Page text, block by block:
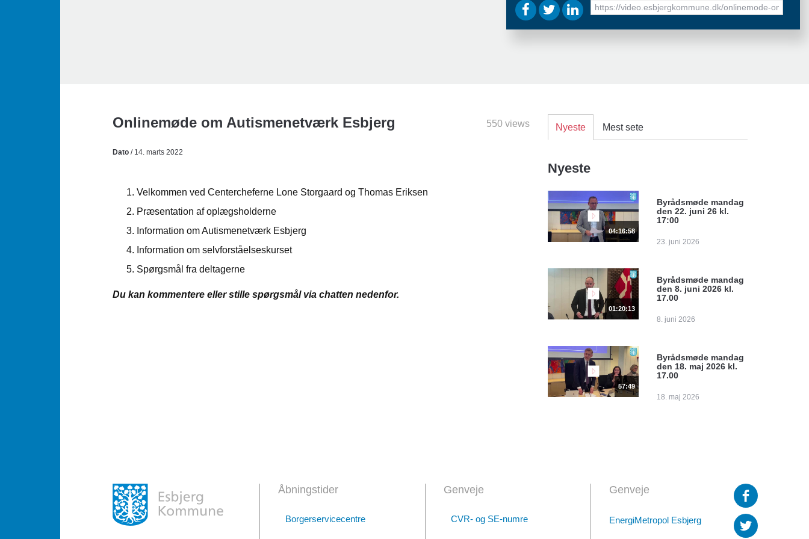
URL
to
Onlinemøde om Autismenetværk Esbjerg 550 views
Dato / 14. marts 2022
Velkommen ved Centercheferne Lone Storgaard og Thomas Eriksen
Præsentation af oplægsholderne
Information om Autismenetværk Esbjerg
Information om selvforståelseskurset
Spørgsmål fra deltagerne
Du kan kommentere eller stille spørgsmål via chatten nedenfor.
Nyeste Mest sete
Nyeste
04:16:58
Byrådsmøde mandag
den 22. juni 26 kl.
17:00
23. juni 2026
01:20:13
Byrådsmøde mandag
den 8. juni 2026 kl.
17.00
8. juni 2026
57:49
Byrådsmøde mandag
den 18. maj 2026 kl.
17.00
18. maj 2026
Åbningstider
Borgerservicecentre
Genveje
CVR- og SE-numre
Genveje
EnergiMetropol Esbjerg